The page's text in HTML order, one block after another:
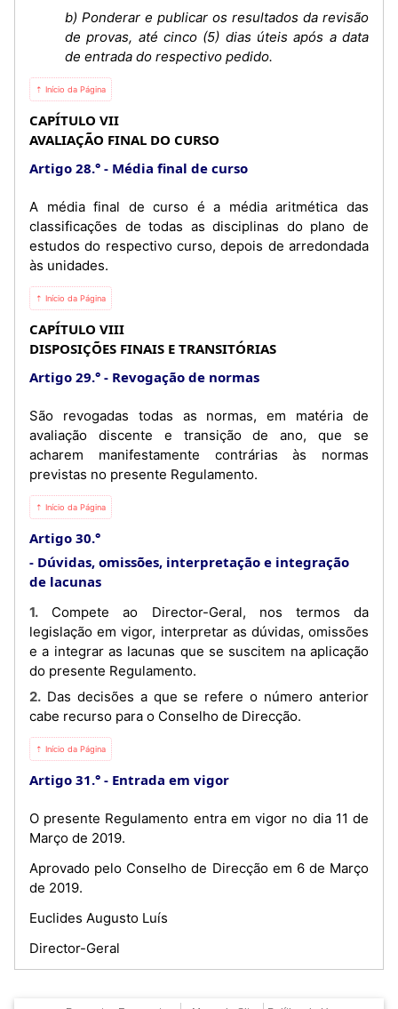
b) Ponderar e publicar os resultados da revisão
de provas, até cinco (5) dias úteis após a data
de entrada do respectivo pedido.
⇡ Início da Página
CAPÍTULO VII
AVALIAÇÃO FINAL DO CURSO
Artigo 28.°
Média final de curso
A média final de curso é a média aritmética das
classificações de todas as disciplinas do plano de
estudos do respectivo curso, depois de arredondada
às unidades.
⇡ Início da Página
CAPÍTULO VIII
DISPOSIÇÕES FINAIS E TRANSITÓRIAS
Artigo 29.°
Revogação de normas
São revogadas todas as normas, em matéria de
avaliação discente e transição de ano, que se
acharem manifestamente contrárias às normas
previstas no presente Regulamento.
⇡ Início da Página
Artigo 30.°
Dúvidas, omissões, interpretação e integração
de lacunas
1. Compete ao Director-Geral, nos termos da
legislação em vigor, interpretar as dúvidas, omissões
e a integrar as lacunas que se suscitem na aplicação
do presente Regulamento.
2. Das decisões a que se refere o número anterior
cabe recurso para o Conselho de Direcção.
⇡ Início da Página
Artigo 31.° Entrada em vigor
O presente Regulamento entra em vigor no dia 11 de
Março de 2019.
Aprovado pelo Conselho de Direcção em 6 de Março
de 2019.
Euclides Augusto Luís
Director-Geral